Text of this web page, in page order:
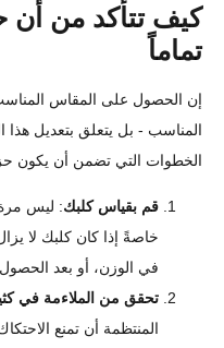
كيف تتأكد من أن
تماماً
إن الحصول على المقاس
المناسب - بل يتعلق بتعديل هذا
الخطوات التي تضمن أن يكون
قم بقياس كلبك: ليس
خاصةً إذا كان كلبك لا
في الوزن، أو بعد
تحقق من الملاءمة في
المنتظمة أن تمنع